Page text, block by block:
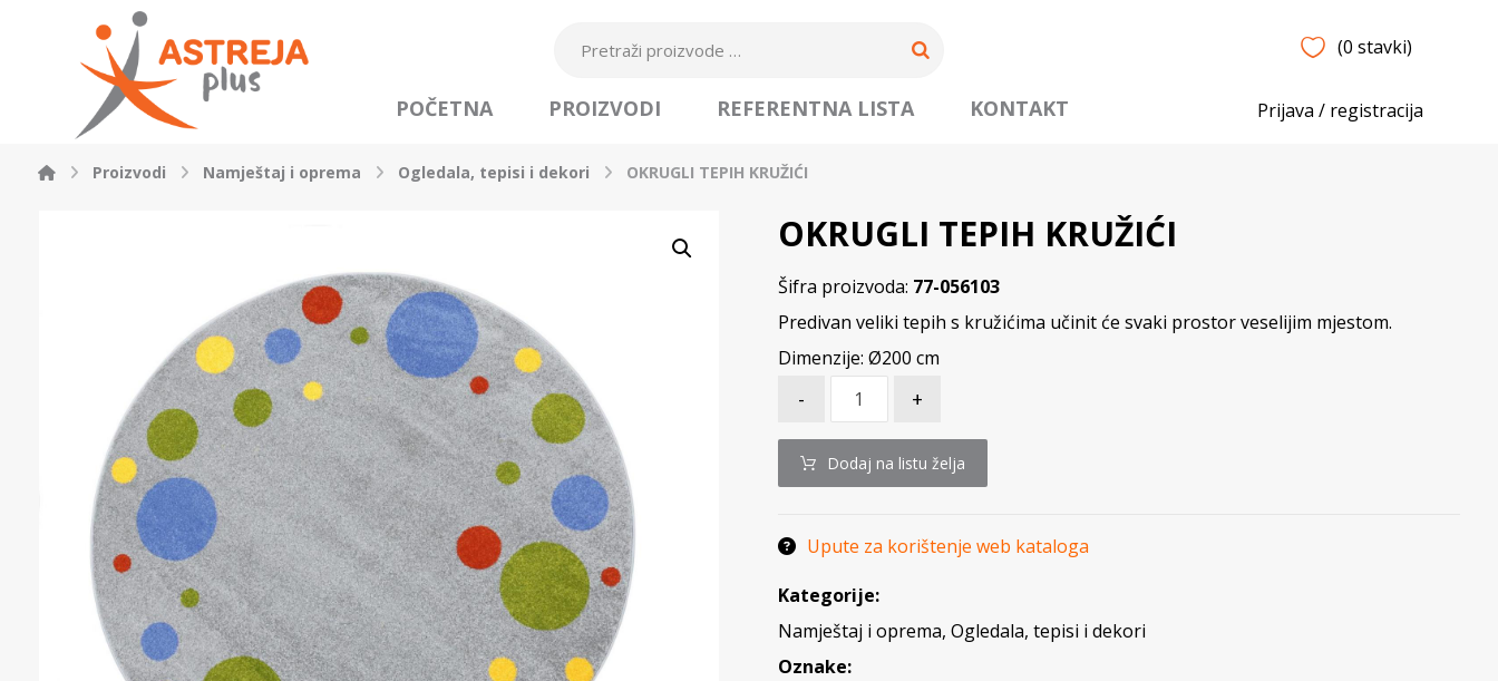
(0 stavki)
Prijava / registracija
POČETNA PROIZVODI REFERENTNA LISTA KONTAKT
Proizvodi Namještaj i oprema Ogledala, tepisi i dekori OKRUGLI TEPIH KRUŽIĆI
OKRUGLI TEPIH KRUŽIĆI
Šifra proizvoda: 77-056103
Predivan veliki tepih s kružićima učinit će svaki prostor veselijim mjestom.
Dimenzije: Ø200 cm
- +
Dodaj na listu želja
Upute za korištenje web kataloga
Kategorije:
Namještaj i oprema, Ogledala, tepisi i dekori
Oznake: